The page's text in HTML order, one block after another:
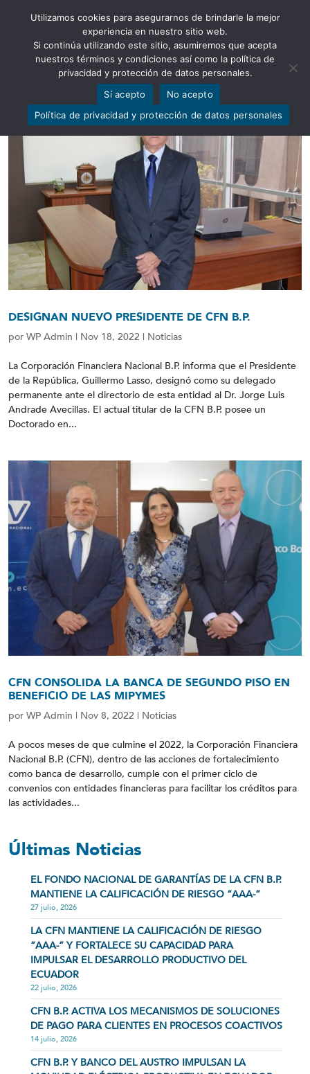
Abrir barra de herramientas
DESIGNAN NUEVO PRESIDENTE DE CFN B.P.
por WP Admin | Nov 18, 2022 | Noticias
La Corporación Financiera Nacional B.P. informa que el Presidente
de la República, Guillermo Lasso, designó como su delegado
permanente ante el directorio de esta entidad al Dr. Jorge Luis
Andrade Avecillas. El actual titular de la CFN B.P. posee un
Doctorado en...
CFN CONSOLIDA LA BANCA DE SEGUNDO PISO EN
BENEFICIO DE LAS MIPYMES
por WP Admin | Nov 8, 2022 | Noticias
A pocos meses de que culmine el 2022, la Corporación Financiera
Nacional B.P. (CFN), dentro de las acciones de fortalecimiento
como banca de desarrollo, cumple con el primer ciclo de
convenios con entidades financieras para facilitar los créditos para
las actividades...
Últimas Noticias
EL FONDO NACIONAL DE GARANTÍAS DE LA CFN B.P.
MANTIENE LA CALIFICACIÓN DE RIESGO “AAA-”
27 julio, 2026
LA CFN MANTIENE LA CALIFICACIÓN DE RIESGO
“AAA-” Y FORTALECE SU CAPACIDAD PARA
IMPULSAR EL DESARROLLO PRODUCTIVO DEL
ECUADOR
22 julio, 2026
CFN B.P. ACTIVA LOS MECANISMOS DE SOLUCIONES
DE PAGO PARA CLIENTES EN PROCESOS COACTIVOS
14 julio, 2026
CFN B.P. Y BANCO DEL AUSTRO IMPULSAN LA
Utilizamos cookies para asegurarnos de brindarle la mejor
experiencia en nuestro sitio web.
Si continúa utilizando este sitio, asumiremos que acepta
nuestros términos y condiciones así como la política de
privacidad y protección de datos personales.
Sí acepto
No acepto
Política de privacidad y protección de datos personales